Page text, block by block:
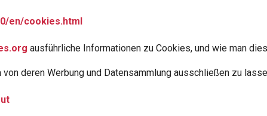
en/cookies.html
ausführliche Informationen zu Cookies, und wie man
deren Werbung und Datensammlung ausschließen zu